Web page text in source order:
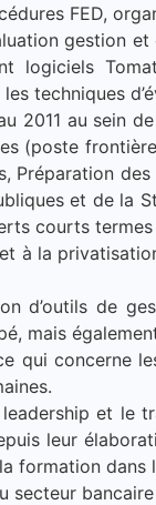
FED,
gestion
logiciels
techniques
2011 au sein
(poste
Préparation
et de la
courts
à la
d’outils de
mais
qui concerne
et le
leur
formation
secteur